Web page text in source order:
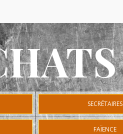
SECRÉTAIRES
FAÏENCE